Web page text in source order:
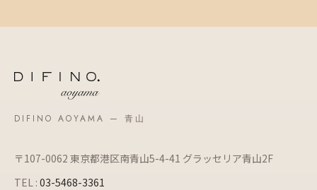
DIFINO AOYAMA — 青山
〒107-0062 東京都港区南青山5-4-41 グラッセリア青山2F
TEL : 03-5468-3361